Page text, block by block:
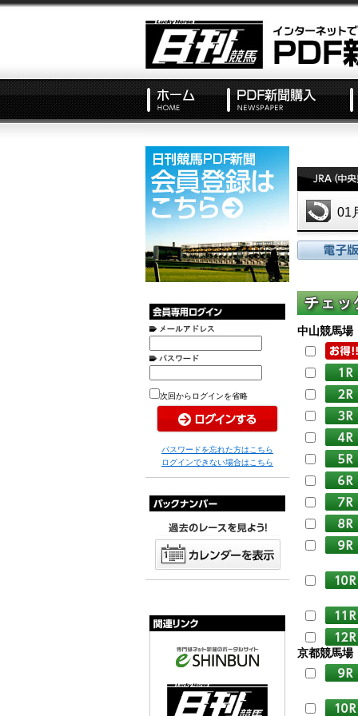
次回からログインを省略
パスワードを忘れた方はこちら
ログインできない場合はこちら
01
中山競馬場
京都競馬場